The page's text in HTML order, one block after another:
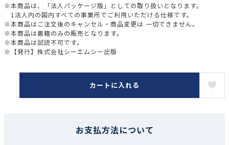
※本商品は、「法人パッケージ版」としての取り扱いとなります。
1法人内の国内すべての事業所でご利用いただける仕様です。
※本商品はご注文後のキャンセル・商品変更は 一切できません。
※本商品は書籍のみの販売となります。
※本商品は試読不可です。
※【発行】株式会社シーエムシー出版
カートに入れる
お支払方法について